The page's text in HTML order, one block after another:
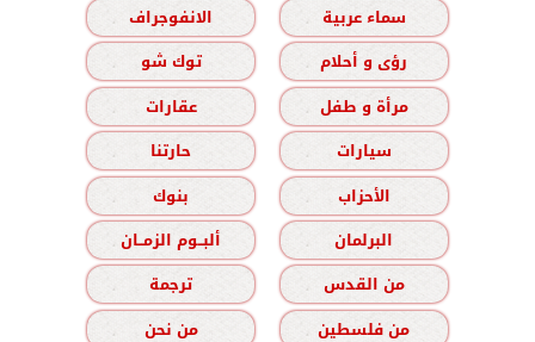
سماء عربية
الانفوجراف
رؤى و أحلام
توك شو
مرأة و طفل
عقارات
سيارات
حارتنا
الأحزاب
بنوك
البرلمان
ألبــوم الزمــان
من القدس
ترجمة
من فلسطين
من نحن